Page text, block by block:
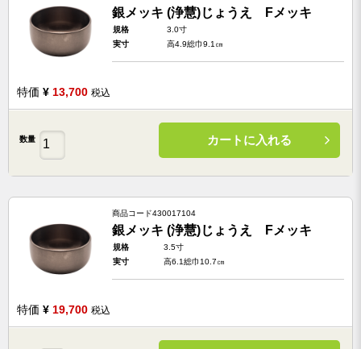
銀メッキ (浄慧)じょうえ Fメッキ
規格
3.0寸
実寸
高4.9総巾9.1㎝
特価 ¥ 13,700 税込
数量 カートに入れる
商品コード430017104
銀メッキ (浄慧)じょうえ Fメッキ
規格
3.5寸
実寸
高6.1総巾10.7㎝
特価 ¥ 19,700 税込